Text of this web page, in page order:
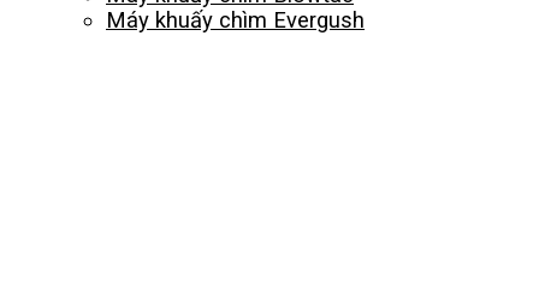
Máy khuấy chìm Evergush